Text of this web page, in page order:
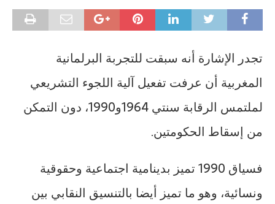
تجدر الإشارة أنه سبقت للتجربة البرلمانية
المغربية أن عرفت تفعيل آلية اللجوء التشريعي
لملتمس الرقابة سنتي 1964و1990، دون التمكن
من إسقاط الحكومتين.
فسياق 1990 تميز بدينامية اجتماعية وحقوقية
ونسائية، وهو ما تميز أيضا بالتنسيق النقابي بين